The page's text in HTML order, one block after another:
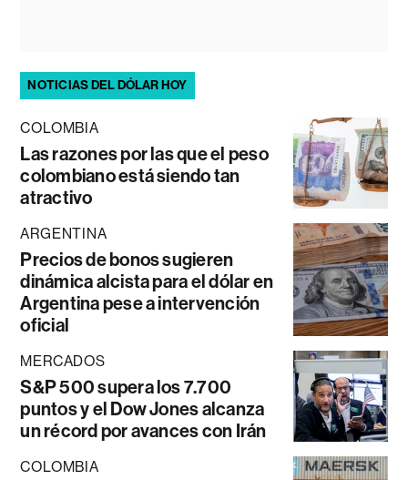
NOTICIAS DEL DÓLAR HOY
COLOMBIA
Las razones por las que el peso
colombiano está siendo tan
atractivo
ARGENTINA
Precios de bonos sugieren
dinámica alcista para el dólar en
Argentina pese a intervención
oficial
MERCADOS
S&P 500 supera los 7.700
puntos y el Dow Jones alcanza
un récord por avances con Irán
COLOMBIA